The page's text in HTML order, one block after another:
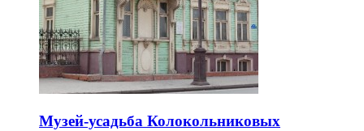
Музей-усадьба Колокольниковых